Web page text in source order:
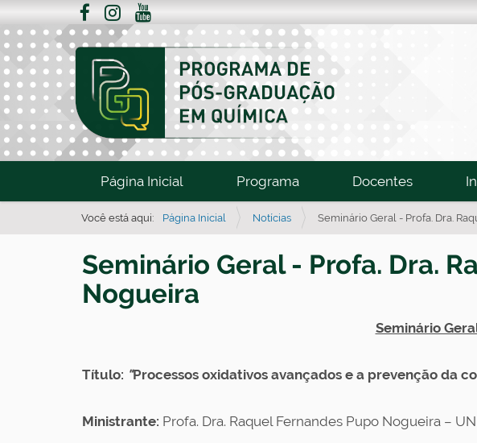
Página Inicial Programa Docentes
Você está aqui: Página Inicial Notícias Seminário Geral - Profa. Dra.
Seminário Geral - Profa. Dra.
Nogueira
Seminário
Título: "Processos oxidativos avançados e a prevenção da
Ministrante: Profa. Dra. Raquel Fernandes Pupo Nogueira –